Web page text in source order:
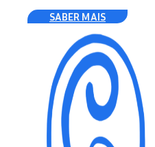
SABER MAIS